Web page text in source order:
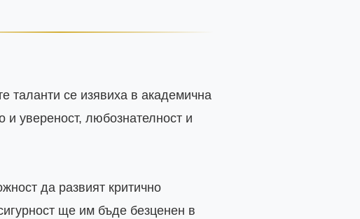
таланти се изявиха в академична
увереност, любознателност и
да развият критично
ще им бъде безценен в